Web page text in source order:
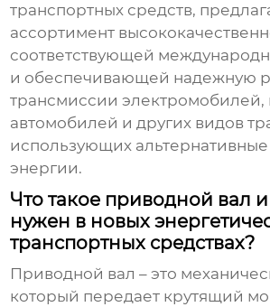
транспортных средств,
ассортимент
соответствующей
и обеспечивающей надежную
трансмиссии электромобилей,
автомобилей и других видов
использующих
энергии.
Что такое приводной вал
нужен в новых
транспортных средствах?
Приводной вал – это
который передает крутящий